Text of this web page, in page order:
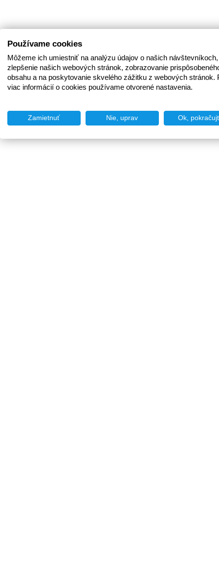
Používame cookies
Môžeme ich umiestniť na analýzu údajov o našich
zlepšenie našich webových stránok, zobrazovanie
obsahu a na poskytovanie skvelého zážitku z webových stránok.
viac informácií o cookies používame otvorené nastavenia.
Zamietnuť Nie, uprav Ok,